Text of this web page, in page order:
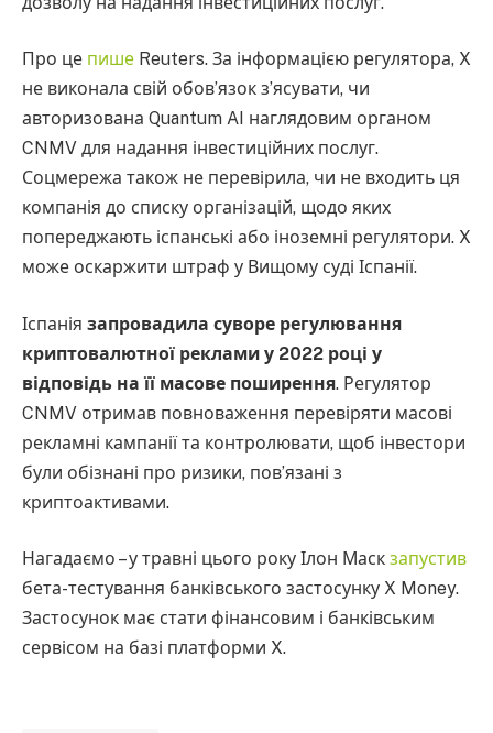
Про це пише Reuters. За інформацією регулятора, X
не виконала свій обов’язок з’ясувати, чи
авторизована Quantum AI наглядовим органом
CNMV для надання інвестиційних послуг.
Соцмережа також не перевірила, чи не входить ця
компанія до списку організацій, щодо яких
попереджають іспанські або іноземні регулятори. X
може оскаржити штраф у Вищому суді Іспанії.
Іспанія запровадила суворе регулювання
криптовалютної реклами у 2022 році у
відповідь на її масове поширення. Регулятор
CNMV отримав повноваження перевіряти масові
рекламні кампанії та контролювати, щоб інвестори
були обізнані про ризики, пов’язані з
криптоактивами.
Нагадаємо – у травні цього року Ілон Маск запустив
бета-тестування банківського застосунку X Money.
Застосунок має стати фінансовим і банківським
сервісом на базі платформи X.